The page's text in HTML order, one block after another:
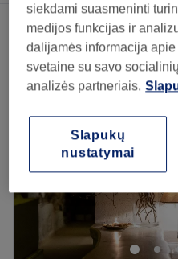
2 salonai, siūlantys:gydomieji
siekdami suasmeninti
medijos funkcijas ir
dalijamės informacija
svetaine su savo
analizės partneriais.
Slapukų
nustatymai